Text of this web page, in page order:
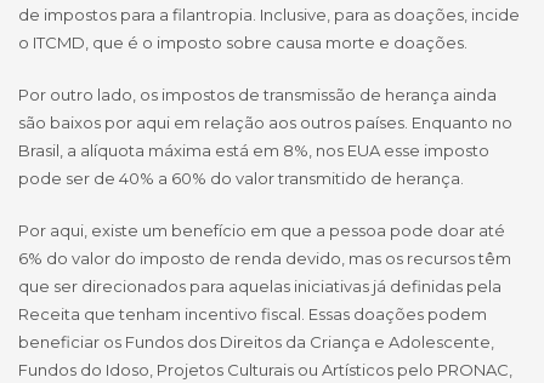
de impostos para a filantropia. Inclusive, para as doações, incide
o ITCMD, que é o imposto sobre causa morte e doações.
Por outro lado, os impostos de transmissão de herança ainda
são baixos por aqui em relação aos outros países. Enquanto no
Brasil, a alíquota máxima está em 8%, nos EUA esse imposto
pode ser de 40% a 60% do valor transmitido de herança.
Por aqui, existe um benefício em que a pessoa pode doar até
6% do valor do imposto de renda devido, mas os recursos têm
que ser direcionados para aquelas iniciativas já definidas pela
Receita que tenham incentivo fiscal. Essas doações podem
beneficiar os Fundos dos Direitos da Criança e Adolescente,
Fundos do Idoso, Projetos Culturais ou Artísticos pelo PRONAC,